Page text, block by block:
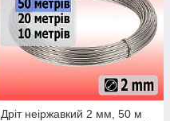
Дріт неіржавкий 2 мм, 50 м